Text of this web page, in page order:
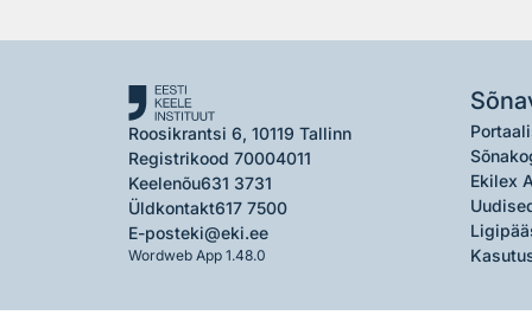
Roosikrantsi 6, 10119 Tallinn
Registrikood 70004011
Keelenõu631 3731
Üldkontakt617 7500
E-posteki@eki.ee
Wordweb App 1.48.0
Ekilex